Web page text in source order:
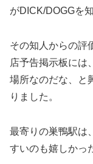
がDICK/DOGGを
その知人からの評
店予告掲示板には
場所なのだな、と
りました。
最寄りの巣鴨駅は
すいのも嬉しかっ